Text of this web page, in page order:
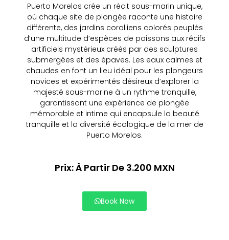
Puerto Morelos crée un récit sous-marin unique,
où chaque site de plongée raconte une histoire
différente, des jardins coralliens colorés peuplés
d’une multitude d’espèces de poissons aux récifs
artificiels mystérieux créés par des sculptures
submergées et des épaves. Les eaux calmes et
chaudes en font un lieu idéal pour les plongeurs
novices et expérimentés désireux d’explorer la
majesté sous-marine à un rythme tranquille,
garantissant une expérience de plongée
mémorable et intime qui encapsule la beauté
tranquille et la diversité écologique de la mer de
Puerto Morelos.
Prix: À Partir De 3.200 MXN
Book Now